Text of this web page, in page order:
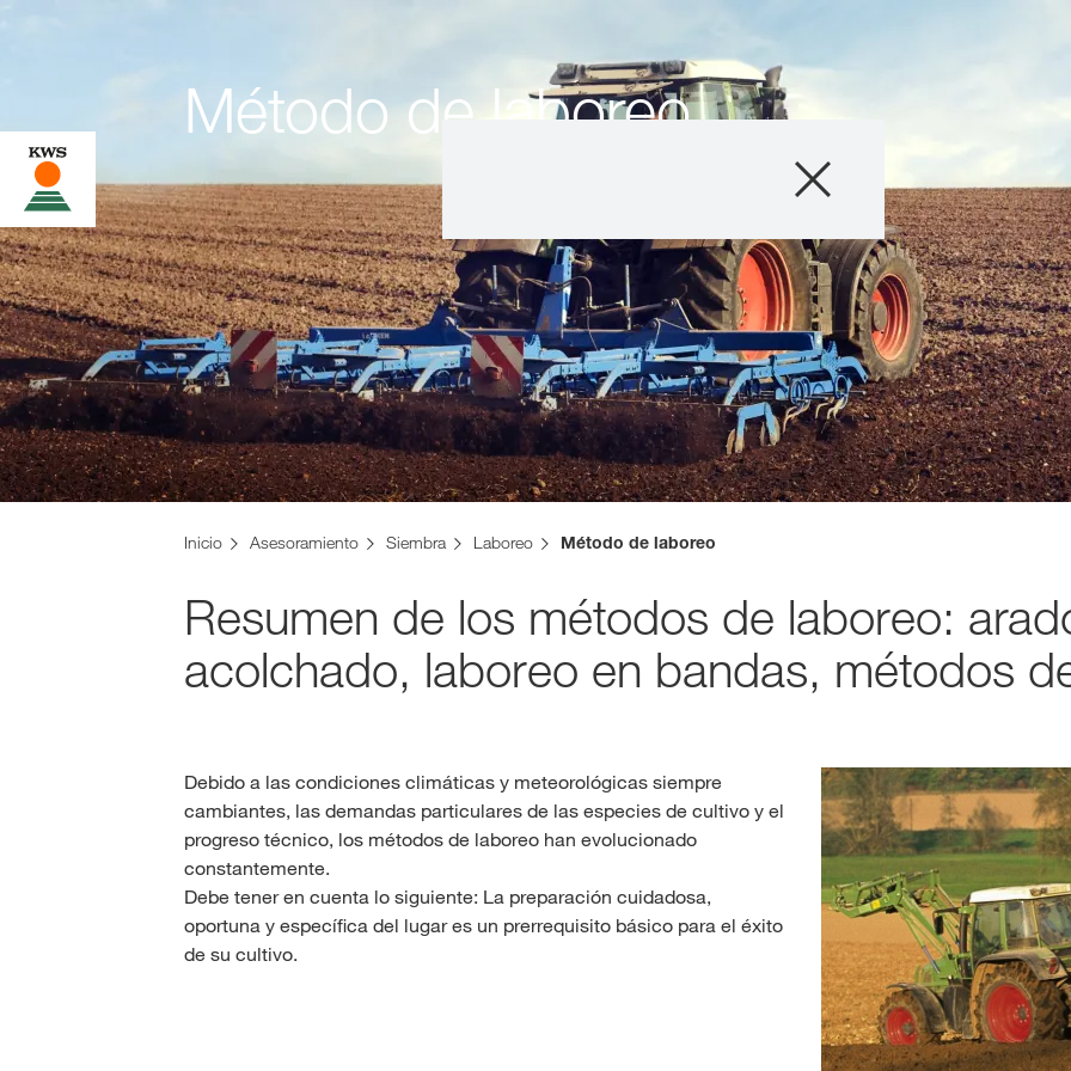
Asesoramiento
Testimonios y
Servicios
Acerca de
Contenidos
Temas
del Grupo
kws.com/
Inicio Asesoramiento Siembra Laboreo Método de laboreo
Método de laboreo
Resumen de los métodos de laboreo:
acolchado, laboreo en bandas, métodos
Debido a las condiciones climáticas y meteorológicas siempre
cambiantes, las demandas particulares de las especies de cultivo y el
progreso técnico, los métodos de laboreo han evolucionado
constantemente.
Debe tener en cuenta lo siguiente: La preparación cuidadosa,
oportuna y específica del lugar es un prerrequisito básico para el éxito
de su cultivo.